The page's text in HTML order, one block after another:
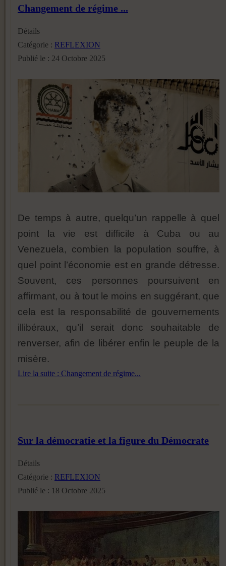
Changement de régime ...
Détails
Catégorie : REFLEXION
Publié le : 24 Octobre 2025
De temps à autre, quelqu’un rappelle à quel
point la vie est difficile à Cuba ou au
Venezuela, combien la population souffre, à
quel point l’économie est en grande détresse.
Souvent, ces personnes poursuivent en
affirmant, ou à tout le moins en suggérant, que
cela est la responsabilité de gouvernements
illibéraux, qu’il serait donc souhaitable de
renverser, afin de libérer enfin le peuple de la
misère.
Lire la suite : Changement de régime...
Sur la démocratie et la figure du Démocrate
Détails
Catégorie : REFLEXION
Publié le : 18 Octobre 2025